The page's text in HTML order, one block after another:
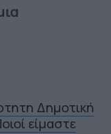
Δημοτική
είμαστε